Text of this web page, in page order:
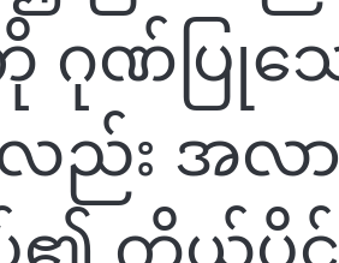
ဏ်ပြုသော
း အလာ
၏ ကိုယ်ပိုင်အ